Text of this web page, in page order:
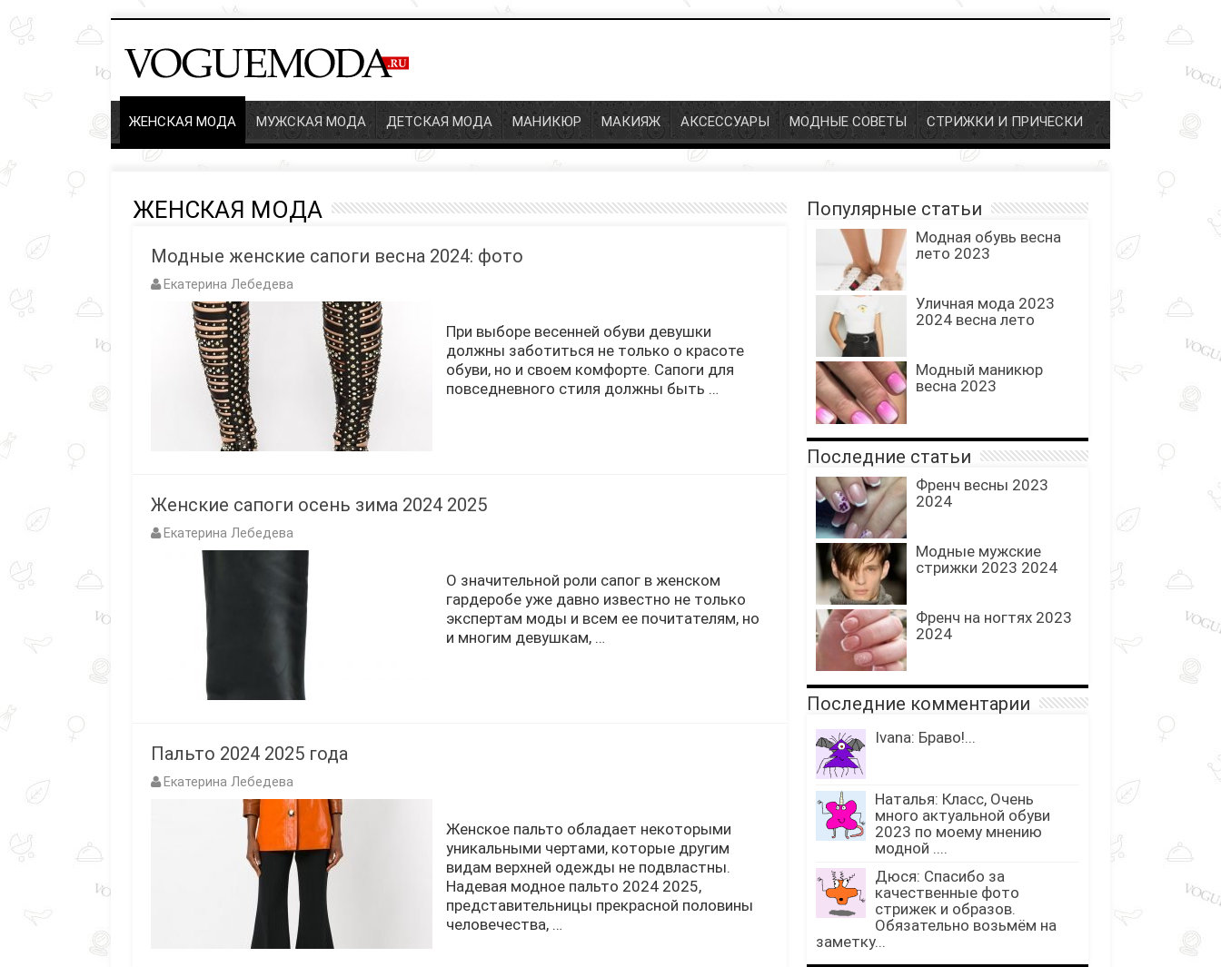
ЖЕНСКАЯ МОДА МУЖСКАЯ МОДА ДЕТСКАЯ МОДА МАНИКЮР МАКИЯЖ АКСЕССУАРЫ МОДНЫЕ СОВЕТЫ СТРИЖКИ И ПРИЧЕСКИ
ЖЕНСКАЯ МОДА
Модные женские сапоги весна 2024: фото
Екатерина Лебедева
При выборе весенней обуви девушки
должны заботиться не только о красоте
обуви, но и своем комфорте. Сапоги для
повседневного стиля должны быть …
Женские сапоги осень зима 2024 2025
Екатерина Лебедева
О значительной роли сапог в женском
гардеробе уже давно известно не только
экспертам моды и всем ее почитателям, но
и многим девушкам, …
Пальто 2024 2025 года
Екатерина Лебедева
Женское пальто обладает некоторыми
уникальными чертами, которые другим
видам верхней одежды не подвластны.
Надевая модное пальто 2024 2025,
представительницы прекрасной половины
человечества, …
Популярные статьи
Модная обувь весна
лето 2023
Уличная мода 2023
2024 весна лето
Модный маникюр
весна 2023
Последние статьи
Френч весны 2023
2024
Модные мужские
стрижки 2023 2024
Френч на ногтях 2023
2024
Последние комментарии
Ivana: Браво!...
Наталья: Класс, Очень
много актуальной обуви
2023 по моему мнению
модной ....
Дюся: Спасибо за
качественные фото
стрижек и образов.
Обязательно возьмём на
заметку...